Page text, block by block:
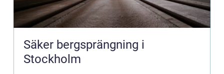
Säker bergsprängning i
Stockholm